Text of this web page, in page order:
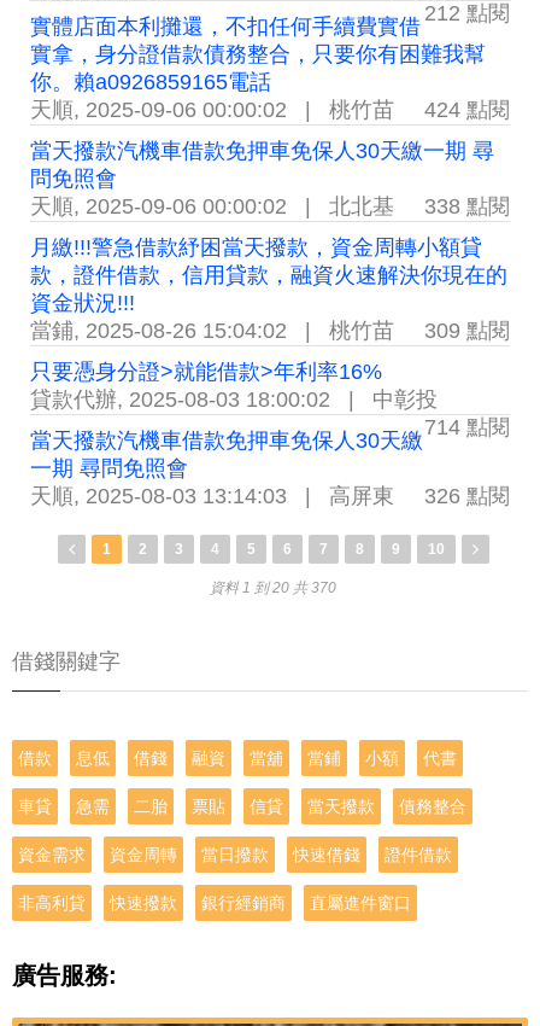
212 點閱
實體店面本利攤還，不扣任何手續費實借
實拿，身分證借款債務整合，只要你有困難我幫
你。賴a0926859165電話
天順, 2025-09-06 00:00:02 桃竹苗
424 點閱
當天撥款汽機車借款免押車免保人30天繳一期 尋
問免照會
天順, 2025-09-06 00:00:02 北北基
338 點閱
月繳!!!警急借款紓困當天撥款，資金周轉小額貸
款，證件借款，信用貸款，融資火速解決你現在的
資金狀況!!!
當鋪, 2025-08-26 15:04:02 桃竹苗
309 點閱
只要憑身分證>就能借款>年利率16%
貸款代辦, 2025-08-03 18:00:02
中彰投
714 點閱
當天撥款汽機車借款免押車免保人30天繳
一期 尋問免照會
天順, 2025-08-03 13:14:03 高屏東 326 點閱
1 2 3 4 5 6 7 8 9 10
資料 1 到 20 共 370
借錢關鍵字
借款 息低 借錢 融資 當舖 當鋪 小額 代書
車貸 急需 二胎 票貼 信貸 當天撥款 債務整合
資金需求 資金周轉 當日撥款 快速借錢 證件借款
非高利貸 快速撥款 銀行經銷商 直屬進件窗口
廣告服務: